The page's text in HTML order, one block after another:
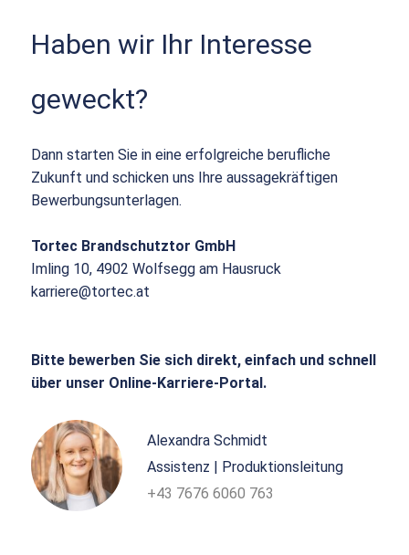
Haben wir Ihr Interesse
geweckt?
Dann starten Sie in eine erfolgreiche berufliche
Zukunft und schicken uns Ihre aussagekräftigen
Bewerbungsunterlagen.
Tortec Brandschutztor GmbH
Imling 10, 4902 Wolfsegg am Hausruck
karriere@tortec.at
Bitte bewerben Sie sich direkt, einfach und schnell
über unser Online-Karriere-Portal.
Alexandra Schmidt
Assistenz | Produktionsleitung
+43 7676 6060 763